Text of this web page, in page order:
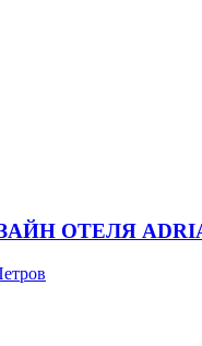
ОТЕЛЯ